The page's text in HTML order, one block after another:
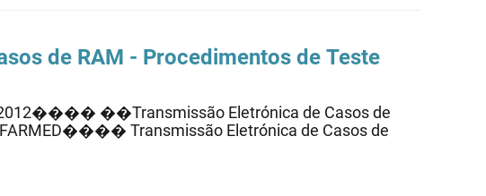
de RAM - Procedimentos de Teste
��Transmissão Eletrónica de Casos de
Transmissão Eletrónica de Casos de